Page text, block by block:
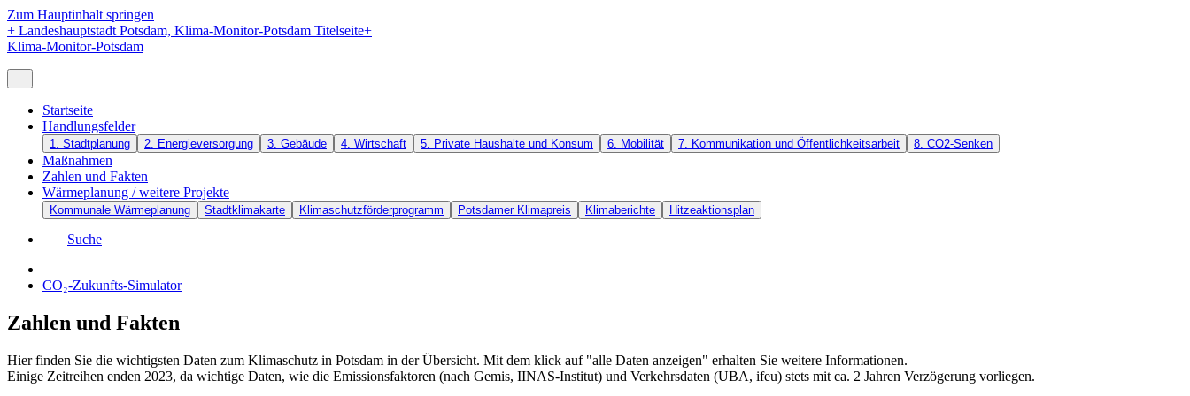
Zum Hauptinhalt springen
+ Landeshauptstadt Potsdam, Klima-Monitor-Potsdam Titelseite+
Klima-Monitor-Potsdam
Startseite
Handlungsfelder
1. Stadtplanung 2. Energieversorgung 3. Gebäude 4. Wirtschaft 5. Private Haushalte und Konsum 6. Mobilität 7. Kommunikation und Öffentlichkeitsarbeit 8. CO2-Senken
Maßnahmen
Zahlen und Fakten
Wärmeplanung / weitere Projekte
Kommunale Wärmeplanung Stadtklimakarte Klimaschutzförderprogramm Potsdamer Klimapreis Klimaberichte Hitzeaktionsplan
Suche
CO₂-Zukunfts-Simulator
Zahlen und Fakten
Hier finden Sie die wichtigsten Daten zum Klimaschutz in Potsdam in der Übersicht. Mit dem klick auf "alle Daten anzeigen" erhalten Sie weitere Informationen.
Einige Zeitreihen enden 2023, da wichtige Daten, wie die Emissionsfaktoren (nach Gemis, IINAS-Institut) und Verkehrsdaten (UBA, ifeu) stets mit ca. 2 Jahren Verzögerung vorliegen.